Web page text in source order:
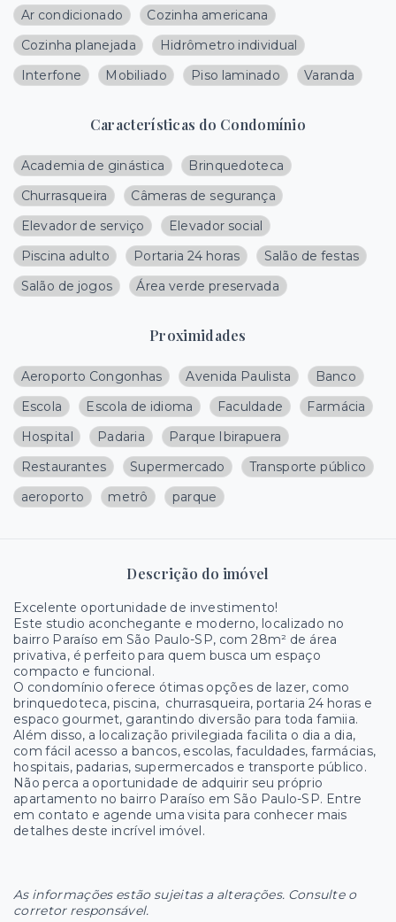
Ar condicionado
Cozinha americana
Cozinha planejada
Hidrômetro individual
Interfone
Mobiliado Piso laminado Varanda
Características do Condomínio
Academia de ginástica
Brinquedoteca
Churrasqueira
Câmeras de segurança
Elevador de serviço
Elevador social
Piscina adulto
Portaria 24 horas
Salão de festas
Salão de jogos
Área verde preservada
Proximidades
Aeroporto Congonhas Avenida Paulista
Banco
Escola
Escola de idioma Faculdade
Farmácia
Hospital
Padaria
Parque Ibirapuera
Restaurantes
Supermercado
Transporte público
aeroporto
metrô parque
Descrição do imóvel
Excelente oportunidade de investimento!
Este studio aconchegante e moderno, localizado no
bairro Paraíso em São Paulo-SP, com 28m² de área
privativa, éperfeito para quem busca um espaço
compacto e funcional.
O condomínio oferece ótimas opções de lazer, como
brinquedoteca, piscina, churrasqueira, portaria 24 horas e
espaco gourmet, garantindo diversão para toda famiia.
Além disso, a localização privilegiada facilita o dia a dia,
com fácil acesso a bancos, escolas, faculdades, farmácias,
hospitais, padarias, supermercados e transporte público.
Não perca a oportunidade de adquirir seu próprio
apartamento no bairro Paraíso em São Paulo-SP. Entre
em contato e agende uma visita para conhecer mais
detalhes deste incrível imóvel.
As informações estão sujeitas a alterações. Consulte o
corretor responsável.